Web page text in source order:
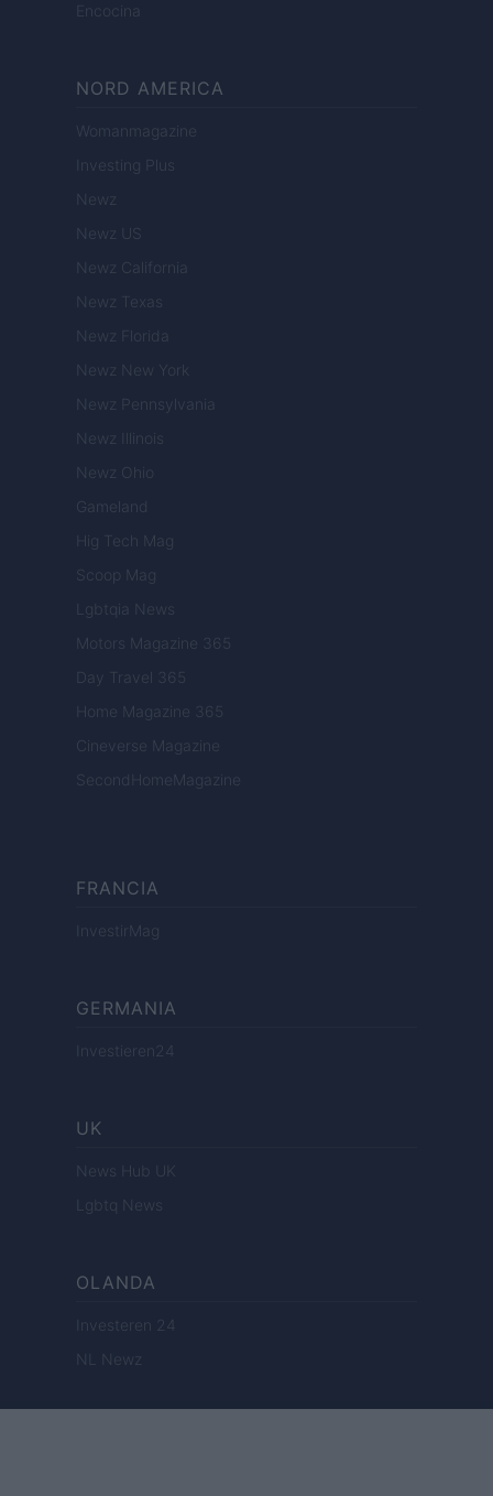
Encocina
NORD AMERICA
Womanmagazine
Investing Plus
Newz
Newz US
Newz California
Newz Texas
Newz Florida
Newz New York
Newz Pennsylvania
Newz Illinois
Newz Ohio
Gameland
Hig Tech Mag
Scoop Mag
Lgbtqia News
Motors Magazine 365
Day Travel 365
Home Magazine 365
Cineverse Magazine
SecondHomeMagazine
FRANCIA
InvestirMag
GERMANIA
Investieren24
UK
News Hub UK
Lgbtq News
OLANDA
Investeren 24
NL Newz